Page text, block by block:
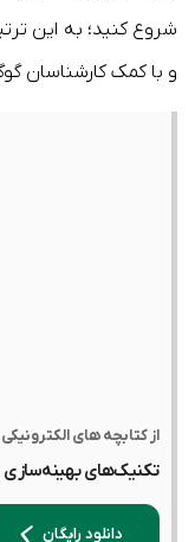
شروع کنید؛ به این
و با کمک کارشناسان
از کتابچه های
تکنیک‌های بهینه‌سازی
دانلود رایگان